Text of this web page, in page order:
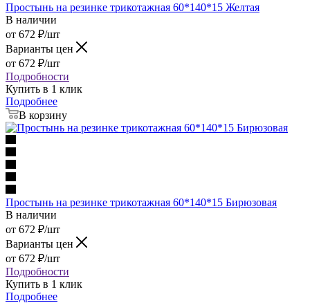
Простынь на резинке трикотажная 60*140*15 Желтая
В наличии
от 672 ₽/шт
Варианты цен
от 672 ₽/шт
Подробности
Купить в 1 клик
Подробнее
В корзину
Простынь на резинке трикотажная 60*140*15 Бирюзовая
В наличии
от 672 ₽/шт
Варианты цен
от 672 ₽/шт
Подробности
Купить в 1 клик
Подробнее